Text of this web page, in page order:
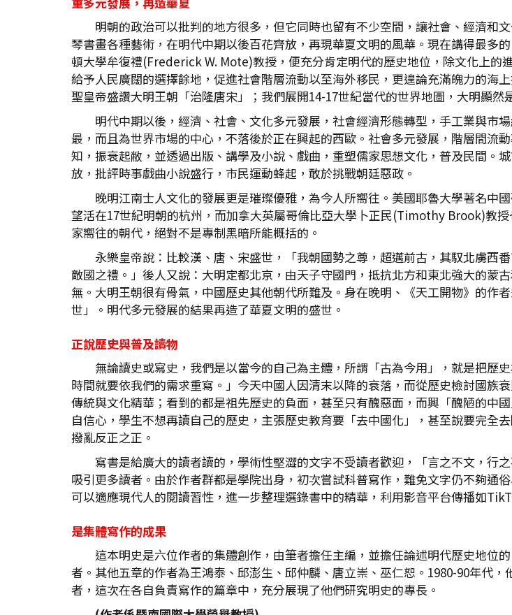
明朝的政治可以批判的地方很多，但它同時也留有不少空間，讓社會、經濟和
琴書畫各種藝術，在明代中期以後百花齊放，再現華夏文明的風華。現在講得最多
頓大學牟復禮(Frederick W. Mote)教授，便充分肯定明代的歷史地位，除文化上的
給予人民廣闊的選擇餘地，促進社會階層流動以至海外移民，更遑論充滿魄力的海
聖皇帝盛讚大明王朝「治隆唐宋」；我們展開14-17世紀當代的世界地圖，大明顯然
明代中期以後，經濟、社會、文化多元發展，社會經濟形態轉型，手工業與市
最，而且為世界市場的中心，不落後於正在興起的西歐。社會多元發展，階層間流
知，振衰起敝，並透過出版、講學及小說、戲曲，重塑儒家思想文化，普及民間。
放，批評時事戲曲小說盛行，市民運動蜂起，敢於挑戰朝廷惡政。
晚明江南士人文化的發展更是璀璨優雅，為今人所嚮往。美國耶魯大學著名
望活在17世紀明朝的杭州，而加拿大英屬哥倫比亞大學卜正民(Timothy Brook)教
家嚮往的朝代，絕對不是專制黑暗所能概括的。
永樂皇帝說：比較漢、唐、宋盛世，「我朝國勢之尊，超邁前古，其馭北虜西
敵國之禮。」後人又說：大明定都北京，由天子守國門，抵抗北方和東北強大的蒙
無。大明王朝很有骨氣，中國歷史其他朝代所難及。身在晚明、《天工開物》的作
世」。明代多元發展的結果再造了華夏文明的盛世。
正說歷史與普及讀物
無論讀史或寫史，我們是以當今的自己為主體，所謂「古為今用」，就是把歷
時間就要依我們的需求重寫。」今天中國人因清末以降的衰落，而從歷史檢討國族
傳統與文化精華；看到的都是祖先歷史的負面，甚至只有醜惡面，而興「醜陋的中
自信心，學生不想再讀自己的歷史，主張歷史教育要「去中國化」，甚至說要完全
撥亂反正之正。
寫書是給廣大的讀者讀的，學術性堅澀的文字不受讀者歡迎，「言之不文，行
吸引更多讀者。由於作者群都是學院出身，初次嘗試科普寫作，難免文字仍不夠通
可以適應現代人的閱讀習性，進一步整理選錄書中的精華，利用影音平台傳播如
是集體寫作的成果
這本明史是六位作者的集體創作，由筆者擔任主編，並擔任論述明代歷史地位
者。其他五章的作者為王鴻泰、邱澎生、邱仲麟、唐立崇、巫仁恕。1980-90年代
者，這次在各自負責寫作的篇章中，充分展現了他們研究明史的專長。